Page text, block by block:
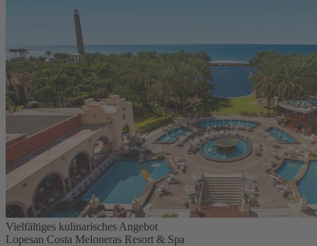
Vielfältiges kulinarisches Angebot
Lopesan Costa Meloneras Resort & Spa